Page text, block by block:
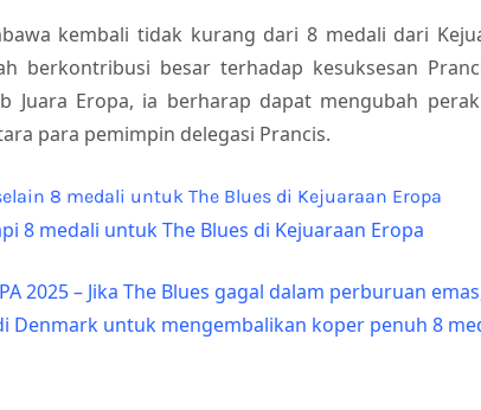
kembali tidak kurang dari 8 medali dari
berkontribusi besar terhadap kesuksesan
Juara Eropa, ia berharap dapat mengubah
para pemimpin delegasi Prancis.
8 medali untuk The Blues di Kejuaraan Eropa
2025 – Jika The Blues gagal dalam perburuan
Denmark untuk mengembalikan koper penuh 8